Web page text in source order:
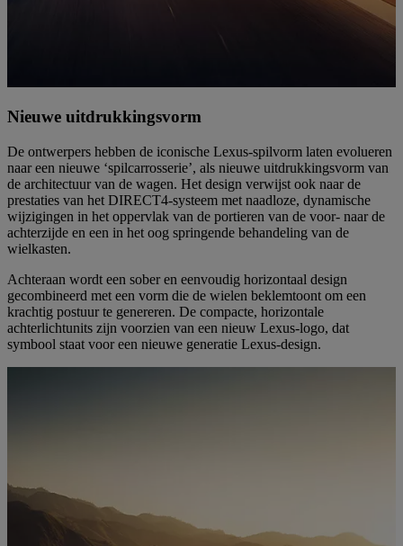
Nieuwe uitdrukkingsvorm
De ontwerpers hebben de iconische Lexus-spilvorm laten evolueren
naar een nieuwe ‘spilcarrosserie’, als nieuwe uitdrukkingsvorm van
de architectuur van de wagen. Het design verwijst ook naar de
prestaties van het DIRECT4-systeem met naadloze, dynamische
wijzigingen in het oppervlak van de portieren van de voor- naar de
achterzijde en een in het oog springende behandeling van de
wielkasten.
Achteraan wordt een sober en eenvoudig horizontaal design
gecombineerd met een vorm die de wielen beklemtoont om een
krachtig postuur te genereren. De compacte, horizontale
achterlichtunits zijn voorzien van een nieuw Lexus-logo, dat
symbool staat voor een nieuwe generatie Lexus-design.